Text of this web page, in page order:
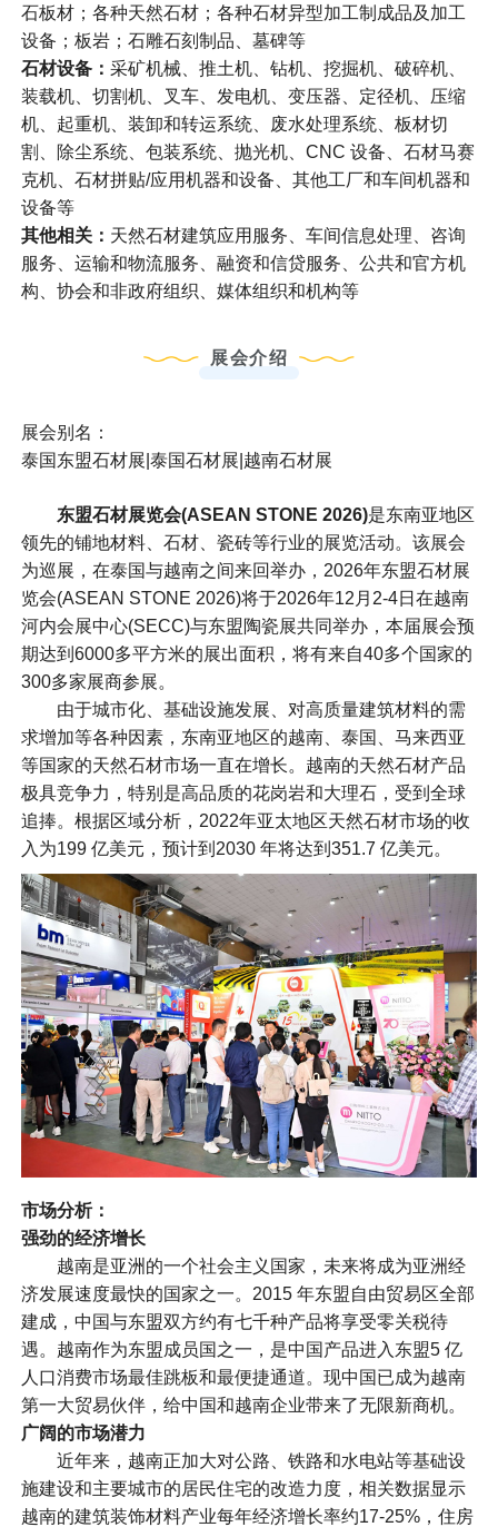
石板材；各种天然石材；各种石材异型加工制成品及加工
设备；板岩；石雕石刻制品、墓碑等
石材设备： 采矿机械、推土机、钻机、挖掘机、破碎机、
装载机、切割机、叉车、发电机、变压器、定径机、压缩
机、起重机、装卸和转运系统、废水处理系统、板材切
割、除尘系统、包装系统、抛光机、CNC 设备、石材马赛
克机、石材拼贴/应用机器和设备、其他工厂和车间机器和
设备等
其他相关： 天然石材建筑应用服务、车间信息处理、咨询
服务、运输和物流服务、融资和信贷服务、公共和官方机
构、协会和非政府组织、媒体组织和机构等
展会介绍
展会别名：
泰国东盟石材展|泰国石材展|越南石材展
东盟石材展览会(ASEAN STONE 2026)是东南亚地区
领先的铺地材料、石材、瓷砖等行业的展览活动。该展会
为巡展，在泰国与越南之间来回举办，2026年东盟石材展
览会(ASEAN STONE 2026)将于2026年12月2-4日在越南
河内会展中心(SECC)与东盟陶瓷展共同举办，本届展会预
期达到6000多平方米的展出面积，将有来自40多个国家的
300多家展商参展。
由于城市化、基础设施发展、对高质量建筑材料的需
求增加等各种因素，东南亚地区的越南、泰国、马来西亚
等国家的天然石材市场一直在增长。越南的天然石材产品
极具竞争力，特别是高品质的花岗岩和大理石，受到全球
追捧。根据区域分析，2022年亚太地区天然石材市场的收
入为199 亿美元，预计到2030 年将达到351.7 亿美元。
市场分析：
强劲的经济增长
越南是亚洲的一个社会主义国家，未来将成为亚洲经
济发展速度最快的国家之一。2015 年东盟自由贸易区全部
建成，中国与东盟双方约有七千种产品将享受零关税待
遇。越南作为东盟成员国之一，是中国产品进入东盟5 亿
人口消费市场最佳跳板和最便捷通道。现中国已成为越南
第一大贸易伙伴，给中国和越南企业带来了无限新商机。
广阔的市场潜力
近年来，越南正加大对公路、铁路和水电站等基础设
施建设和主要城市的居民住宅的改造力度，相关数据显示
越南的建筑装饰材料产业每年经济增长率约17-25%，住房